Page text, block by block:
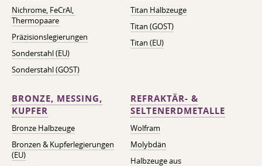
Nichrome, FeСrAl, ​​
Thermopaare
Präzisionslegierungen
Sonderstahl (EU)
Sonderstahl (GOST)
Titan Halbzeuge
Titan (GOST)
Titan (EU)
BRONZE, MESSING,
KUPFER
Bronze Halbzeuge
Bronzen & Kupferlegierungen
(EU)
REFRAKTÄR- &
SELTENERDMETALLE
Wolfram
Molybdän
Halbzeuge aus